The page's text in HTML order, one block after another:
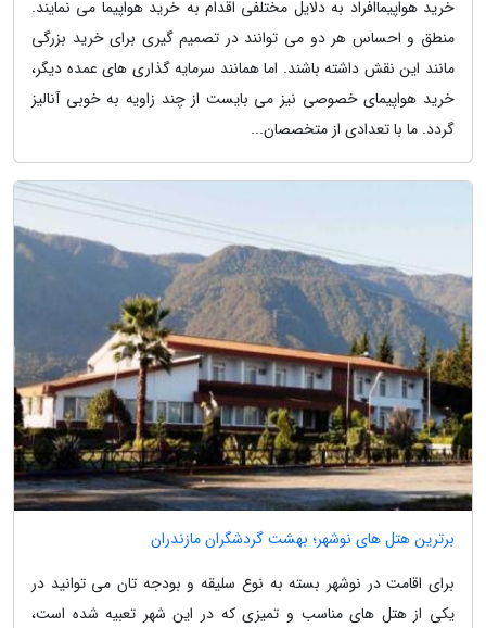
خرید هواپیماافراد به دلایل مختلفی اقدام به خرید هواپیما می نمایند.
منطق و احساس هر دو می توانند در تصمیم گیری برای خرید بزرگی
مانند این نقش داشته باشند. اما همانند سرمایه گذاری های عمده دیگر،
خرید هواپیمای خصوصی نیز می بایست از چند زاویه به خوبی آنالیز
گردد. ما با تعدادی از متخصصان...
برترین هتل های نوشهر؛ بهشت گردشگران مازندران
برای اقامت در نوشهر بسته به نوع سلیقه و بودجه تان می توانید در
یکی از هتل های مناسب و تمیزی که در این شهر تعبیه شده است،